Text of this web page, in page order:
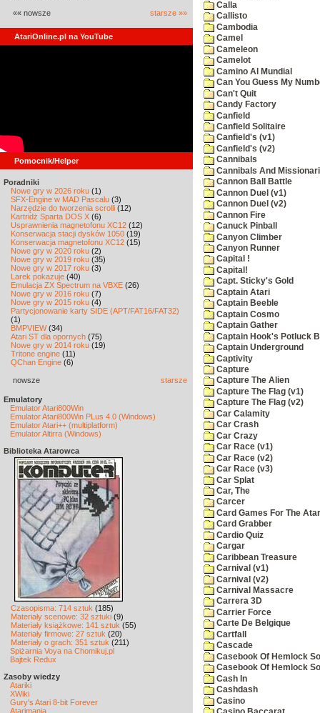
«« nowsze starsze »»
AtariOnline.pl na YouTube
Pomocnik/Helper
Poradniki
Nowe gry w 2026 roku (1)
SFX-Engine w MAD Pascalu (3)
Narzędzie do tworzenia scrolli (12)
Kartridż Sparta DOS X (6)
Usprawnienia magnetofonu XC12 (12)
Konserwacja stacji dysków 1050 (19)
Konserwacja magnetofonu XC12 (15)
Nowe gry w 2020 roku (2)
Nowe gry w 2019 roku (35)
Nowe gry w 2017 roku (3)
Larek pokazuje (40)
Emulacja ZX Spectrum na VBXE (26)
Nowe gry w 2016 roku (7)
Nowe gry w 2015 roku (4)
Partycjonowanie karty SIDE (APT/FAT16/FAT32)
(1)
BMPVIEW(34)
Atari ST dla opornych (75)
Nowe gry w 2014 roku (19)
Tritone engine (11)
QChan Engine (6)
nowsze starsze
Emulatory
Emulator Atari800Win
Emulator Atari800Win PLus 4.0 (Windows)
Emulator Atari++ (multiplatform)
Emulator Altirra (Windows)
Biblioteka Atarowca
Czasopisma: 714 sztuk (185)
Materiały scenowe: 32 sztuki (9)
Materiały książkowe: 141 sztuk (55)
Materiały firmowe: 27 sztuk (20)
Materiały o grach: 351 sztuk (211)
Spiżarnia Voya na Chomikuj.pl
Bajtek Redux
Zasoby wiedzy
Atariki
XWiki
Gury's Atari 8-bit Forever
Atarimania
Calla
Callisto
Cambodia
Camel
Cameleon
Camelot
Camino Al Mundial
Can You Guess My
Can't Quit
Candy Factory
Canfield
Canfield Solitaire
Canfield's (v1)
Canfield's (v2)
Cannibals
Cannibals And
Cannon Ball Battle
Cannon Duel (v1)
Cannon Duel (v2)
Cannon Fire
Canuck Pinball
Canyon Climber
Canyon Runner
Capital !
Capital!
Capt. Sticky's Gold
Captain Atari
Captain Beeble
Captain Cosmo
Captain Gather
Captain Hook's Potluck
Captain Underground
Captivity
Capture
Capture The Alien
Capture The Flag (v1)
Capture The Flag (v2)
Car Calamity
Car Crash
Car Crazy
Car Race (v1)
Car Race (v2)
Car Race (v3)
Car Splat
Car, The
Carcer
Card Games For The
Card Grabber
Cardio Quiz
Cargar
Caribbean Treasure
Carnival (v1)
Carnival (v2)
Carnival Massacre
Carrera 3D
Carrier Force
Carte De Belgique
Cartfall
Cascade
Casebook Of Hemlock
Casebook Of Hemlock
Cash In
Cashdash
Casino